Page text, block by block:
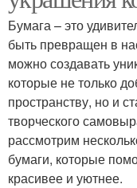
Бумага – это
быть превращен в
можно создавать
которые не только
пространству, но и
творческого
рассмотрим
бумаги, которые
красивее и уютнее.